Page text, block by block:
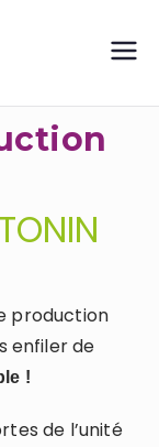
production
enfiler de
!
de l’unité